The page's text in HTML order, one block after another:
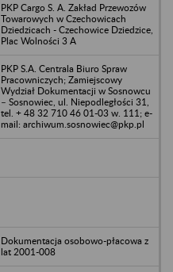
PKP Cargo S. A. Zakład Przewozów
Towarowych w Czechowicach
Dziedzicach - Czechowice Dziedzice,
Plac Wolności 3 A
PKP S.A. Centrala Biuro Spraw
Pracowniczych; Zamiejscowy
Wydział Dokumentacji w Sosnowcu
– Sosnowiec, ul. Niepodległości 31,
tel. + 48 32 710 46 01-03 w. 111; e-
mail: archiwum.sosnowiec@pkp.pl
Dokumentacja osobowo-płacowa z
lat 2001-008